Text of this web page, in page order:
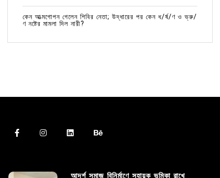
কেন আত্মগোপন গেলেন শিবির নেতা; উদ্ধারের পর কেন ধ/র্ষ/ণ ও ভ্রু/
ণ নষ্টের মামলা দিল নারী?